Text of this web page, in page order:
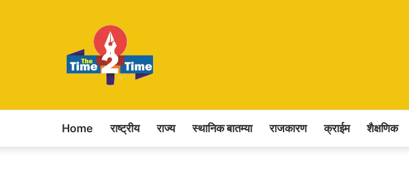
Home राष्ट्रीय राज्य स्थानिक बातम्या राजकारण क्राईम शैक्षणिक